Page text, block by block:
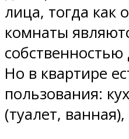
лица, тогда как
комнаты
Но в квартире
пользования:
(туалет,